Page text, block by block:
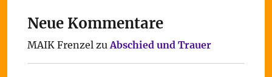
Neue Kommentare
MAIK FrenzelzuAbschied und Trauer